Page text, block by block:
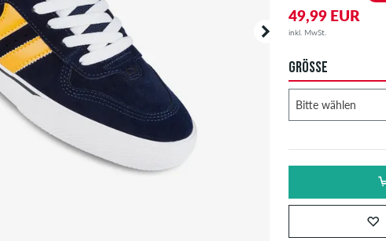
49,99 EUR
inkl. MwSt.
GRÖSSE